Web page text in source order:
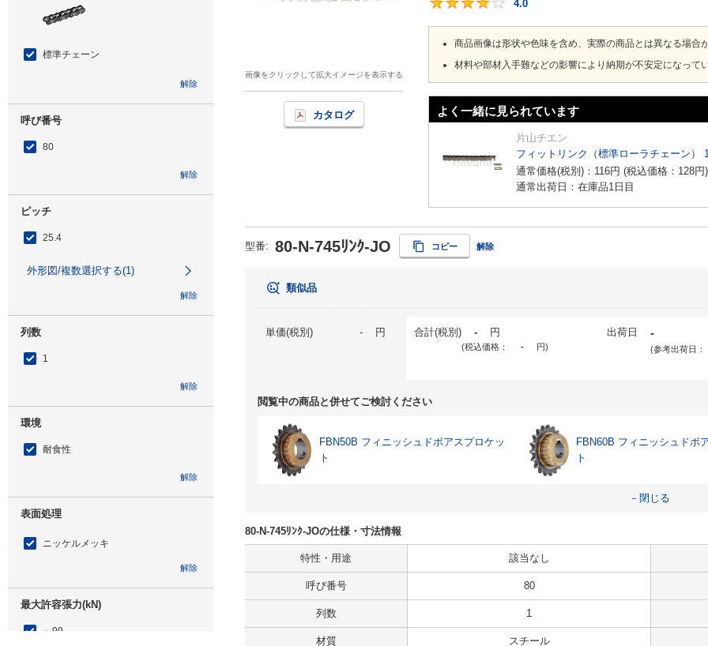
標準チェーン
解除
呼び番号
80
解除
ピッチ
25.4
外形図/複数選択する(1)
解除
列数
1
解除
環境
耐食性
解除
表面処理
ニッケルメッキ
解除
最大許容張力(kN)
～99
画像をクリックして拡大イメージを表示する
カタログ
4.0
商品画像は形状や色味を含め、実際の商品とは異なる場合
材料や部材入手難などの影響により納期が不安定になっ
よく一緒に見られています
片山チエン
フィットリンク（標準ローラチェーン）
通常価格(税別)： 116円 (税込価格： 128円)
通常出荷日：在庫品1日目
型番: 80-N-745ﾘﾝｸ-JO コピー 解除
類似品
単価(税別) - 円 合計(税別) - 円
(税込価格： - 円)
出荷日 -
(参考出荷日：
閲覧中の商品と併せてご検討ください
FBN50B フィニッシュドボアスプロケッ
ト
FBN60B フィニッシュドボ
ト
－閉じる
80-N-745ﾘﾝｸ-JOの仕様・寸法情報
特性・用途 該当なし
呼び番号 80
列数 1
材質 スチール